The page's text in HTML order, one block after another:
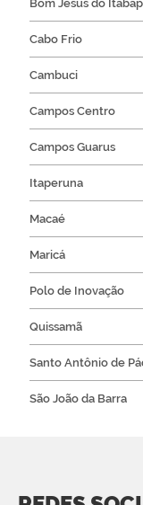
Bom Jesus do
Cabo Frio
Cambuci
Campos Centro
Campos Guarus
Itaperuna
Macaé
Maricá
Polo de Inovação
Quissamã
Santo Antônio de
São João da Barra